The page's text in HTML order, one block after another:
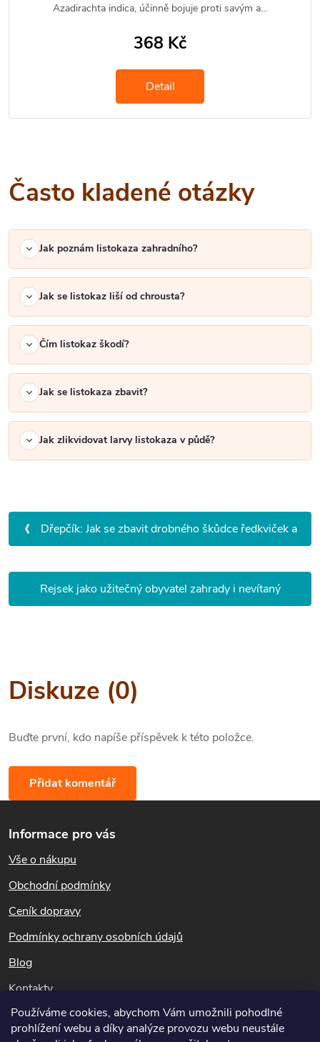
Používáme cookies, abychom Vám umožnili pohodlné
prohlížení webu a díky analýze provozu webu neustále
Azadirachta indica, účinně bojuje proti savým a…
368 Kč
Detail
Často kladené otázky
Jak poznám listokaza zahradního?
Jak se listokaz liší od chrousta?
Čím listokaz škodí?
Jak se listokaza zbavit?
Jak zlikvidovat larvy listokaza v půdě?
‹ Dřepčík: Jak se zbavit drobného škůdce ředkviček a
Rejsek jako užitečný obyvatel zahrady i nevítaný
Diskuze (0)
Buďte první, kdo napíše příspěvek k této položce.
Přidat komentář
á
p
a
Informace pro vás
Vše o nákupu
Obchodní podmínky
Ceník dopravy
Podmínky ochrany osobních údajů
Blog
Kontakty
Dotazy k objednávkám